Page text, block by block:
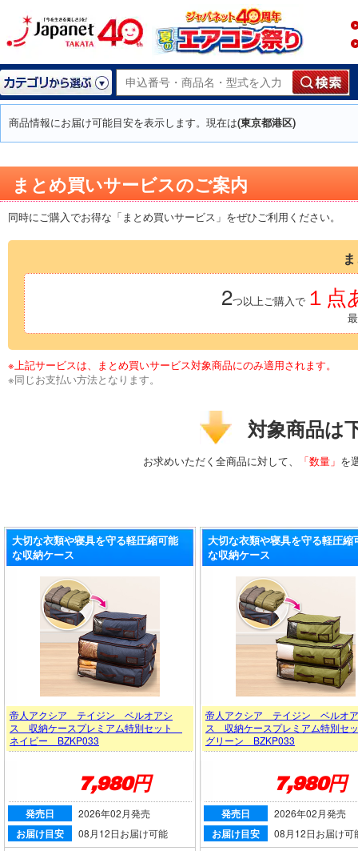
商品情報にお届け可能目安を表示します。現在は(東京都港区)
まとめ買いサービスのご案内
同時にご購入でお得な「まとめ買いサービス」をぜひご利用ください。
2つ以上ご購入で １点
※上記サービスは、まとめ買いサービス対象商品にのみ適用されます。
※同じお支払い方法となります。
対象商品は
お求めいただく全商品に対して、 「数量」 を
大切な衣類や寝具を守る軽圧縮可能
な収納ケース
大切な衣類や寝具を守る軽圧縮
な収納ケース
帝人アクシア テイジン ベルオアシ
ス 収納ケースプレミアム特別セット
ネイビー BZKP033
帝人アクシア テイジン ベルオ
ス 収納ケースプレミアム特別
グリーン BZKP033
7,980円 7,980円
発売日 2026年02月発売
お届け目安 08月12日お届け可能
発売日 2026年02月発売
お届け目安 08月12日お届け可